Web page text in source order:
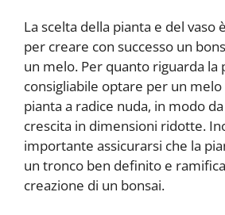
La scelta della pianta e del vaso
per creare con successo un
un melo. Per quanto riguarda la
consigliabile optare per un melo
pianta a radice nuda, in modo
crescita in dimensioni ridotte.
importante assicurarsi che la
un tronco ben definito e
creazione di un bonsai.